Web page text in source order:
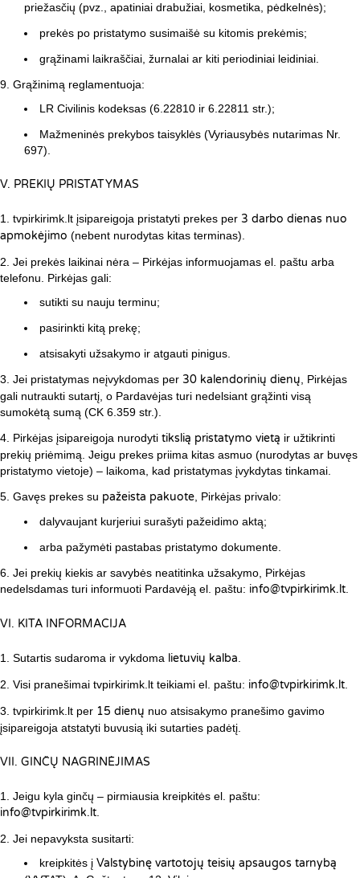
priežasčių (pvz., apatiniai drabužiai, kosmetika, pėdkelnės);
prekės po pristatymo susimaišė su kitomis prekėmis;
grąžinami laikraščiai, žurnalai ar kiti periodiniai leidiniai.
Grąžinimą reglamentuoja:
LR Civilinis kodeksas (6.22810 ir 6.22811 str.);
Mažmeninės prekybos taisyklės (Vyriausybės nutarimas Nr.
697).
V. PREKIŲ PRISTATYMAS
tvpirkirimk.lt įsipareigoja pristatyti prekes per 3 darbo dienas nuo
apmokėjimo (nebent nurodytas kitas terminas).
Jei prekės laikinai nėra – Pirkėjas informuojamas el. paštu arba
telefonu. Pirkėjas gali:
sutikti su nauju terminu;
pasirinkti kitą prekę;
atsisakyti užsakymo ir atgauti pinigus.
Jei pristatymas neįvykdomas per 30 kalendorinių dienų , Pirkėjas
gali nutraukti sutartį, o Pardavėjas turi nedelsiant grąžinti visą
sumokėtą sumą (CK 6.359 str.).
Pirkėjas įsipareigoja nurodyti tikslią pristatymo vietą ir užtikrinti
prekių priėmimą. Jeigu prekes priima kitas asmuo (nurodytas ar buvęs
pristatymo vietoje) – laikoma, kad pristatymas įvykdytas tinkamai.
Gavęs prekes su pažeista pakuote , Pirkėjas privalo:
dalyvaujant kurjeriui surašyti pažeidimo aktą;
arba pažymėti pastabas pristatymo dokumente.
Jei prekių kiekis ar savybės neatitinka užsakymo, Pirkėjas
nedelsdamas turi informuoti Pardavėją el. paštu: info@tvpirkirimk.lt
VI. KITA INFORMACIJA
Sutartis sudaroma ir vykdoma lietuvių kalba
Visi pranešimai tvpirkirimk.lt teikiami el. paštu: info@tvpirkirimk.lt
tvpirkirimk.lt per 15 dienų nuo atsisakymo pranešimo gavimo
įsipareigoja atstatyti buvusią iki sutarties padėtį.
VII. GINČŲ NAGRINĖJIMAS
Jeigu kyla ginčų – pirmiausia kreipkitės el. paštu:
info@tvpirkirimk.lt
Jei nepavyksta susitarti:
kreipkitės į Valstybinę vartotojų teisių apsaugos tarnybą